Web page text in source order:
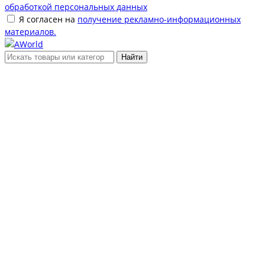
обработкой персональных данных
Я согласен на получение рекламно-информационных
материалов.
Найти